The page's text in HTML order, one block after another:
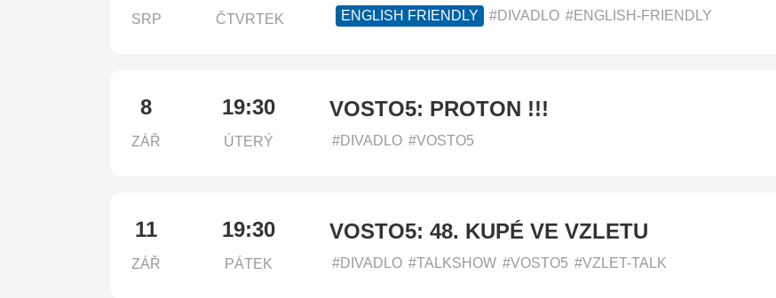
SRP ČTVRTEK ENGLISH FRIENDLY #DIVADLO #ENGLISH-FRIENDLY
8
ZÁŘ
19:30
ÚTERÝ
VOSTO5: PROTON !!!
#DIVADLO #VOSTO5
11
ZÁŘ
19:30
PÁTEK
VOSTO5: 48. KUPÉ VE VZLETU
#DIVADLO #TALKSHOW #VOSTO5 #VZLET-TALK